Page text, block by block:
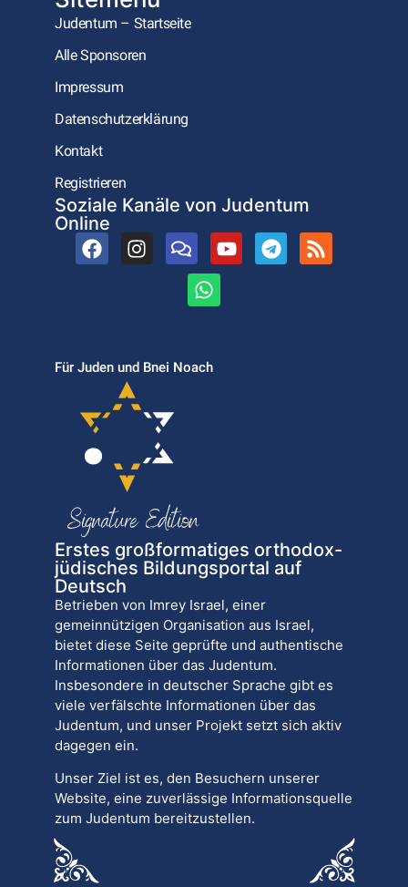
Judentum – Startseite
Alle Sponsoren
Impressum
Datenschutzerklärung
Kontakt
Registrieren
Soziale Kanäle von Judentum
Online
Für Juden und Bnei Noach
Erstes großformatiges orthodox-
jüdisches Bildungsportal auf
Deutsch
Betrieben von Imrey Israel, einer
gemeinnützigen Organisation aus Israel,
bietet diese Seite geprüfte und authentische
Informationen über das Judentum.
Insbesondere in deutscher Sprache gibt es
viele verfälschte Informationen über das
Judentum, und unser Projekt setzt sich aktiv
dagegen ein.
Unser Ziel ist es, den Besuchern unserer
Website, eine zuverlässige Informationsquelle
zum Judentum bereitzustellen.